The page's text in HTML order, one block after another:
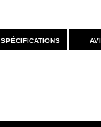
spécifications